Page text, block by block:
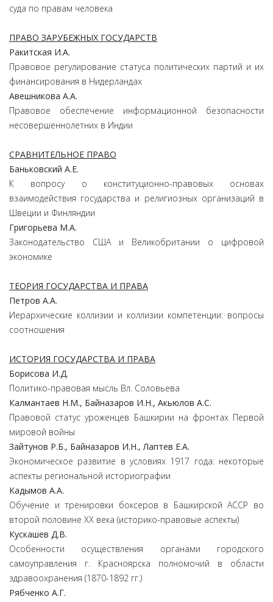
суда по правам человека
ПРАВО ЗАРУБЕЖНЫХ ГОСУДАРСТВ
Ракитская И.А.
Правовое регулирование статуса политических партий и их
финансирования в Нидерландах
Авешникова А.А.
Правовое обеспечение информационной безопасности
несовершеннолетних в Индии
СРАВНИТЕЛЬНОЕ ПРАВО
Баньковский А.Е.
К вопросу о конституционно-правовых основах
взаимодействия государства и религиозных организаций в
Швеции и Финляндии
Григорьева М.А.
Законодательство США и Великобритании о цифровой
экономике
ТЕОРИЯ ГОСУДАРСТВА И ПРАВА
Петров А.А.
Иерархические коллизии и коллизии компетенции: вопросы
соотношения
ИСТОРИЯ ГОСУДАРСТВА И ПРАВА
Борисова И.Д.
Политико-правовая мысль Вл. Соловьева
Калмантаев Н.М., Байназаров И.Н., Акьюлов А.С.
Правовой статус уроженцев Башкирии на фронтах Первой
мировой войны
Зайтунов Р.Б., Байназаров И.Н., Лаптев Е.А.
Экономическое развитие в условиях 1917 года: некоторые
аспекты региональной историографии
Кадымов А.А.
Обучение и тренировки боксеров в Башкирской АССР во
второй половине ХХ века (историко-правовые аспекты)
Кускашев Д.В.
Особенности осуществления органами городского
самоуправления г. Красноярска полномочий в области
здравоохранения (1870-1892 гг.)
Рябченко А.Г.